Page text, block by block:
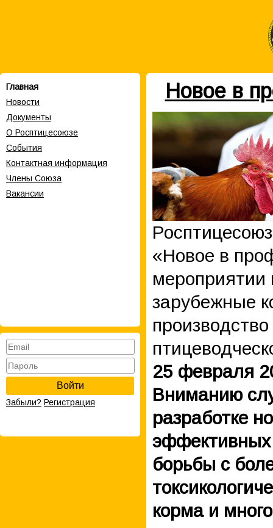
Главная
Новости
Документы
О Росптицесоюзе
События
Контактная информация
Члены Cоюза
Вакансии
Войти
Забыли? Регистрация
Новое в
«Новое в
мероприятии
зарубежные
25 февраля
Вниманию
разработке
эффективных
борьбы с
корма и